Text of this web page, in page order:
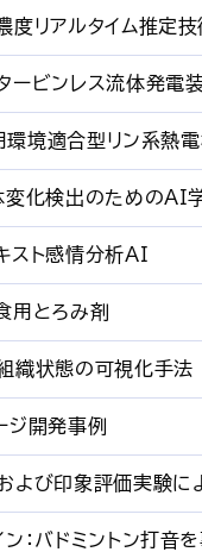
度リアルタイム推定技
ービンレス流体発電
境適合型リン系熱
変化検出のためのAI
スト感情分析AI
用とろみ剤
織状態の可視化手法
ジ開発事例
よび印象評価実験に
：バドミントン打音